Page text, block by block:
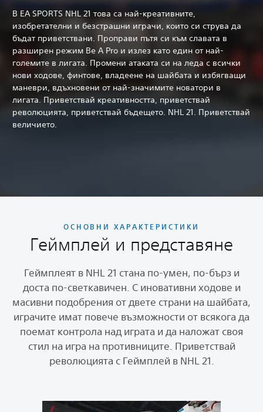
В EA SPORTS NHL 21 това са най-креативните,
изобретателни и безстрашни играчи, които си струва да
бъдат приветствани. Проправи пътя си към славата в
разширен режим Be A Pro и излез като един от най-
големите в лигата. Промени атаката си на леда с всички
нови ходове, финтове, владеене на шайбата и избягващи
маневри, вдъхновени от най-значимите новатори в
лигата. Приветствай креативността, приветствай
революцията, приветствай бъдещето. NHL 21. Приветствай
величието.
ОСНОВНИ ХАРАКТЕРИСТИКИ
Геймплей и представяне
Геймплеят в NHL 21 стана по-умен, по-бърз и
доста по-светкавичен. С иновативни ходове и
масивни подобрения от двете страни на шайбата,
играчите имат повече възможности от всякога да
поемат контрола над играта и да наложат своя
стил на игра на противниците. Приветствай
революцията с Геймплей в NHL 21.